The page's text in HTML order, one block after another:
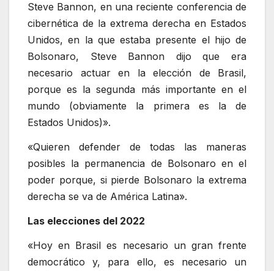
Steve Bannon, en una reciente conferencia de
cibernética de la extrema derecha en Estados
Unidos, en la que estaba presente el hijo de
Bolsonaro, Steve Bannon dijo que era
necesario actuar en la elección de Brasil,
porque es la segunda más importante en el
mundo (obviamente la primera es la de
Estados Unidos)».
«Quieren defender de todas las maneras
posibles la permanencia de Bolsonaro en el
poder porque, si pierde Bolsonaro la extrema
derecha se va de América Latina».
Las elecciones del 2022
«Hoy en Brasil es necesario un gran frente
democrático y, para ello, es necesario un